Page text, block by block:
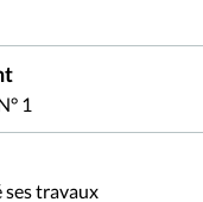
1
ses travaux